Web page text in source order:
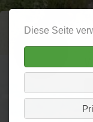
Diese Seite